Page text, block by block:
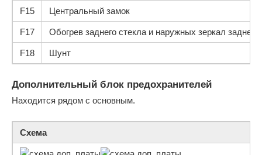
F15 Центральный замок
F17 Обогрев заднего стекла и наружных зеркал заднего
F18 Шунт
Дополнительный блок предохранителей
Находится рядом с основным.
Схема